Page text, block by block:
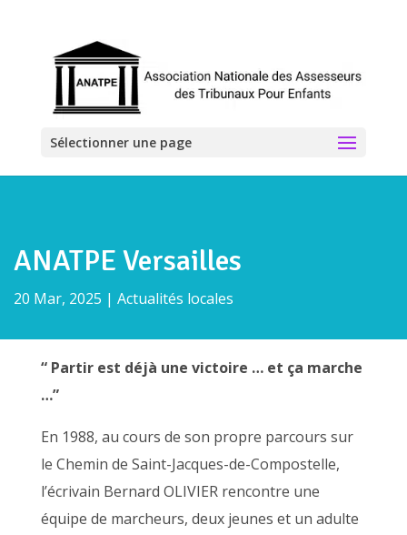
Sélectionner une page
ANATPE Versailles
20 Mar, 2025 | Actualités locales
“ Partir est déjà une victoire … et ça marche
…”
En 1988, au cours de son propre parcours sur
le Chemin de Saint-Jacques-de-Compostelle,
l’écrivain Bernard OLIVIER rencontre une
équipe de marcheurs, deux jeunes et un adulte